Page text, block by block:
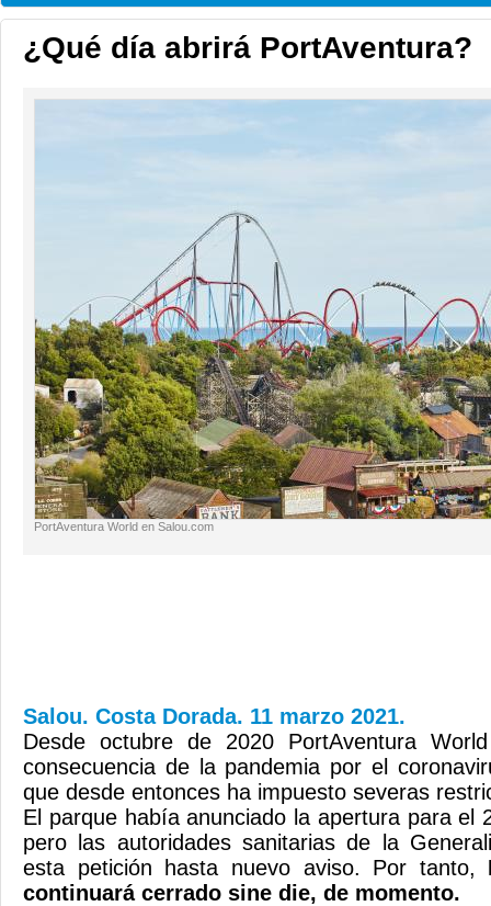
¿Qué día abrirá PortAventura?
PortAventura World en Salou.com
Salou. Costa Dorada. 11 marzo 2021.
Desde octubre de 2020 PortAventura
consecuencia de la pandemia por el
que desde entonces ha impuesto severas
El parque había anunciado la apertura para el
pero las autoridades sanitarias de la
esta petición hasta nuevo aviso. Por tanto,
continuará cerrado sine die, de momento.